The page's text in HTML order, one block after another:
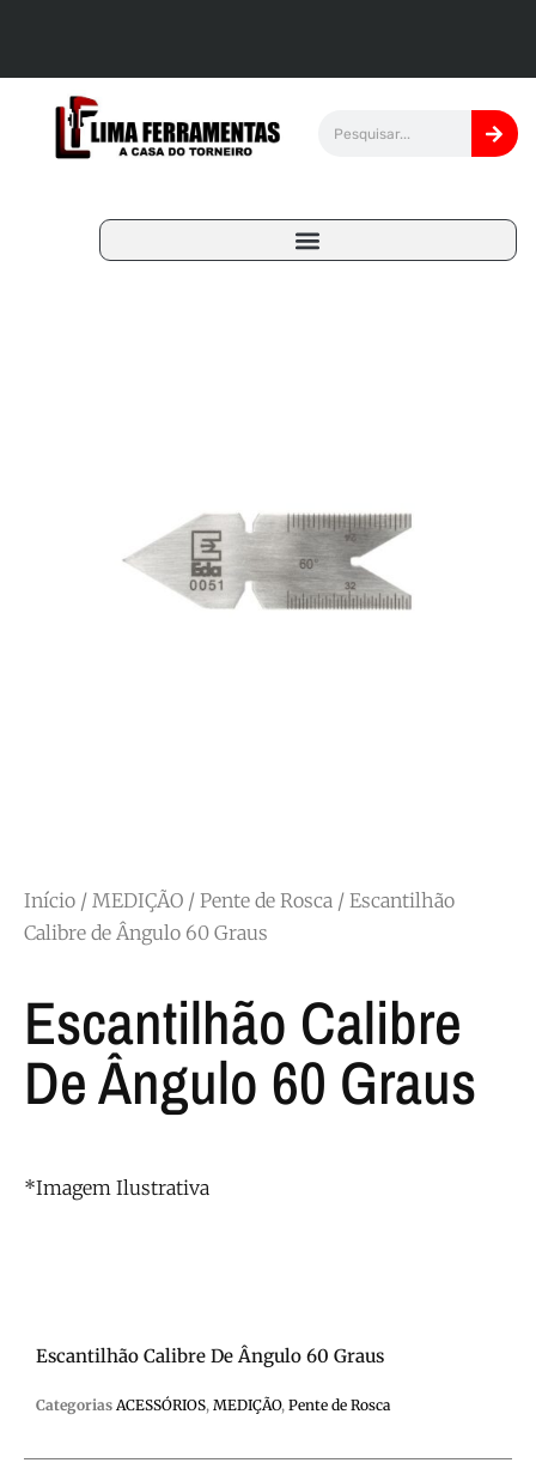
Início / MEDIÇÃO / Pente de Rosca / Escantilhão
Calibre de Ângulo 60 Graus
Escantilhão Calibre
De Ângulo 60 Graus
*Imagem Ilustrativa
Escantilhão Calibre De Ângulo 60 Graus
Categorias ACESSÓRIOS, MEDIÇÃO, Pente de Rosca